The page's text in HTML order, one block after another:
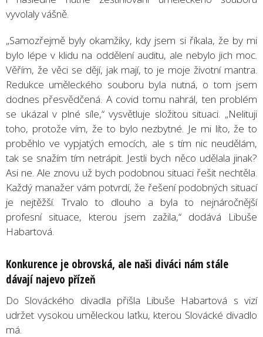
vyvolaly vášně.
„Samozřejmě byly okamžiky, kdy jsem si říkala, že by mi
bylo lépe v klidu na oddělení auditu, ale nebylo jich moc.
Věřím, že věci se dějí, jak mají, to je moje životní mantra.
Redukce uměleckého souboru byla nutná, o tom jsem
dodnes přesvědčená. A covid tomu nahrál, ten problém
se ukázal v plné síle,“ vysvětluje složitou situaci. „Nelituji
toho, protože vím, že to bylo nezbytné. Je mi líto, že to
proběhlo ve vypjatých emocích, ale s tím nic neudělám,
tak se snažím tím netrápit. Jestli bych něco udělala jinak?
Asi ne. Ale znovu už bych podobnou situaci řešit nechtěla.
Každý manažer vám potvrdí, že řešení podobných situací
je nejtěžší. Trvalo to dlouho a byla to nejnáročnější
profesní situace, kterou jsem zažila,“ dodává Libuše
Habartová.
Konkurence je obrovská, ale naši diváci nám stále
dávají najevo přízeň
Do Slováckého divadla přišla Libuše Habartová s vizí
udržet vysokou uměleckou laťku, kterou Slovácké divadlo
má.